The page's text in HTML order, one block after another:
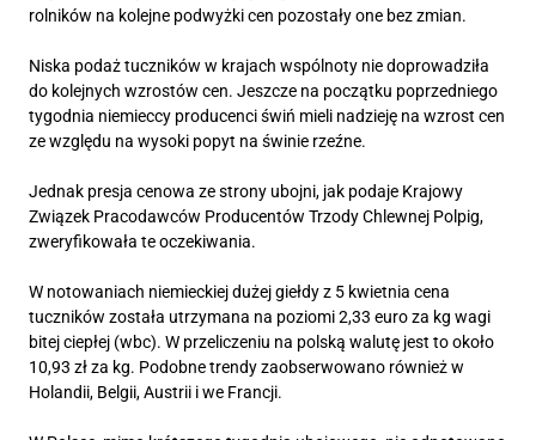
rolników na kolejne podwyżki cen pozostały one bez zmian.
Niska podaż tuczników w krajach wspólnoty nie doprowadziła
do kolejnych wzrostów cen. Jeszcze na początku poprzedniego
tygodnia niemieccy producenci świń mieli nadzieję na wzrost cen
ze względu na wysoki popyt na świnie rzeźne.
Jednak presja cenowa ze strony ubojni, jak podaje Krajowy
Związek Pracodawców Producentów Trzody Chlewnej Polpig,
zweryfikowała te oczekiwania.
W notowaniach niemieckiej dużej giełdy z 5 kwietnia cena
tuczników została utrzymana na poziomi 2,33 euro za kg wagi
bitej ciepłej (wbc). W przeliczeniu na polską walutę jest to około
10,93 zł za kg. Podobne trendy zaobserwowano również w
Holandii, Belgii, Austrii i we Francji.